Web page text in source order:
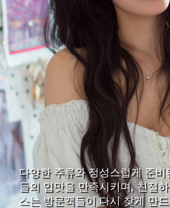
다양한 주류와 정성스럽게 준비
들의 입맛을 만족시키며, 친절
스는 방문객들이 다시 찾게 만